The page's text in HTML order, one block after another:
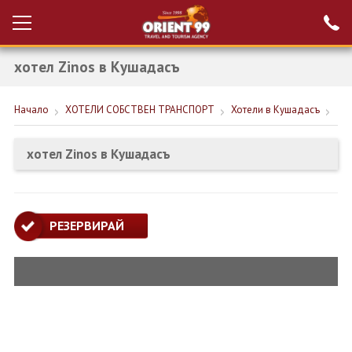
Вход за агенти
РАННИ ЗАПИСВАНИЯ ТУРЦИЯ
ПОЧИВКИ
КРУИЗИ
хотел Zinos в Кушадасъ
Начало ХОТЕЛИ СОБСТВЕН ТРАНСПОРТ Хотели в Кушадасъ
хотел Zinos в Кушадасъ
РЕЗЕРВИРАЙ